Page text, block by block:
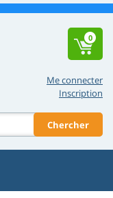
Me connecter
Inscription
Chercher
0